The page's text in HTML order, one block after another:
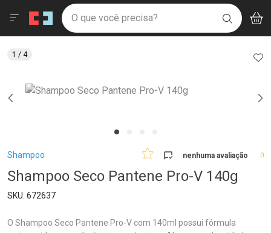
Drogaria São Paulo
Ir direto para a home
pela página
Ir direto para o conteúdo
Ir direto para a busca
Ir direto para a conta
Ir direto para a notificações
Ir direto para o carrinho
Faça a sua busca
O que você precisa? BUSCAR
Menu
Breadcrumb
Shampoo nenhuma avaliação 0
Shampoo Seco Pantene Pro-V 140g
672637
O Shampoo Seco Pantene Pro-V com 140ml possui fórmula
1 / 4